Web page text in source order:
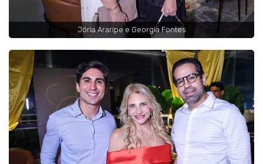
Jória Araripe e Georgia Fontes